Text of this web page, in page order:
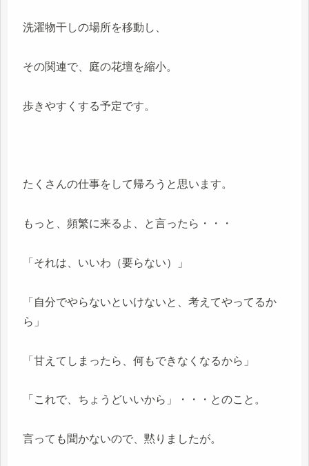
洗濯物干しの場所を移動し、
その関連で、庭の花壇を縮小。
歩きやすくする予定です。
たくさんの仕事をして帰ろうと思います。
もっと、頻繁に来るよ、と言ったら・・・
「それは、いいわ（要らない）」
「自分でやらないといけないと、考えてやってるか
ら」
「甘えてしまったら、何もできなくなるから」
「これで、ちょうどいいから」・・・とのこと。
言っても聞かないので、黙りましたが。